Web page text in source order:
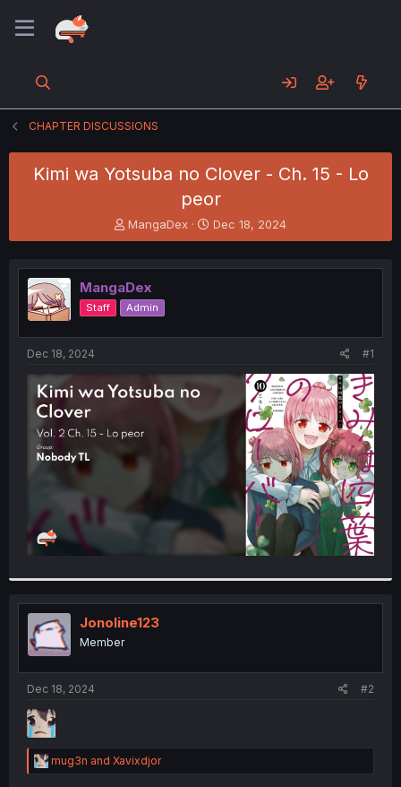
CHAPTER DISCUSSIONS
Kimi wa Yotsuba no Clover - Ch. 15 - Lo
peor
T
h
e
a
d
s
t
t
e
MangaDex
S
t
r
t
Dec 18, 2024
MangaDex
Staff Admin
Dec 18, 2024 #1
Jonoline123
Member
Dec 18, 2024 #2
R
e
mug3n and Xavixdjor